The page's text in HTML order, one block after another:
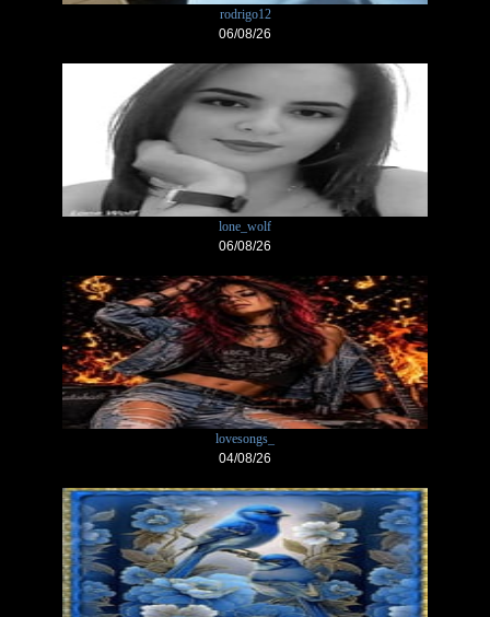
rodrigo12
06/08/26
lone_wolf
06/08/26
lovesongs_
04/08/26